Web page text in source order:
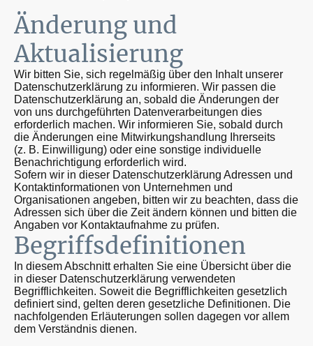
Änderung und
Aktualisierung
Wir bitten Sie, sich regelmäßig über den Inhalt unserer
Datenschutzerklärung zu informieren. Wir passen die
Datenschutzerklärung an, sobald die Änderungen der
von uns durchgeführten Datenverarbeitungen dies
erforderlich machen. Wir informieren Sie, sobald durch
die Änderungen eine Mitwirkungshandlung Ihrerseits
(z. B. Einwilligung) oder eine sonstige individuelle
Benachrichtigung erforderlich wird.
Sofern wir in dieser Datenschutzerklärung Adressen und
Kontaktinformationen von Unternehmen und
Organisationen angeben, bitten wir zu beachten, dass die
Adressen sich über die Zeit ändern können und bitten die
Angaben vor Kontaktaufnahme zu prüfen.
Begriffsdefinitionen
In diesem Abschnitt erhalten Sie eine Übersicht über die
in dieser Datenschutzerklärung verwendeten
Begrifflichkeiten. Soweit die Begrifflichkeiten gesetzlich
definiert sind, gelten deren gesetzliche Definitionen. Die
nachfolgenden Erläuterungen sollen dagegen vor allem
dem Verständnis dienen.